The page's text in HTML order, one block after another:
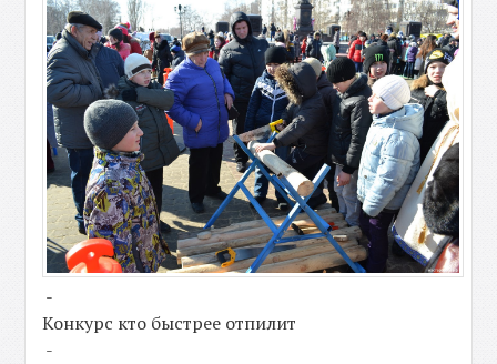
-
Конкурс кто быстрее отпилит
-